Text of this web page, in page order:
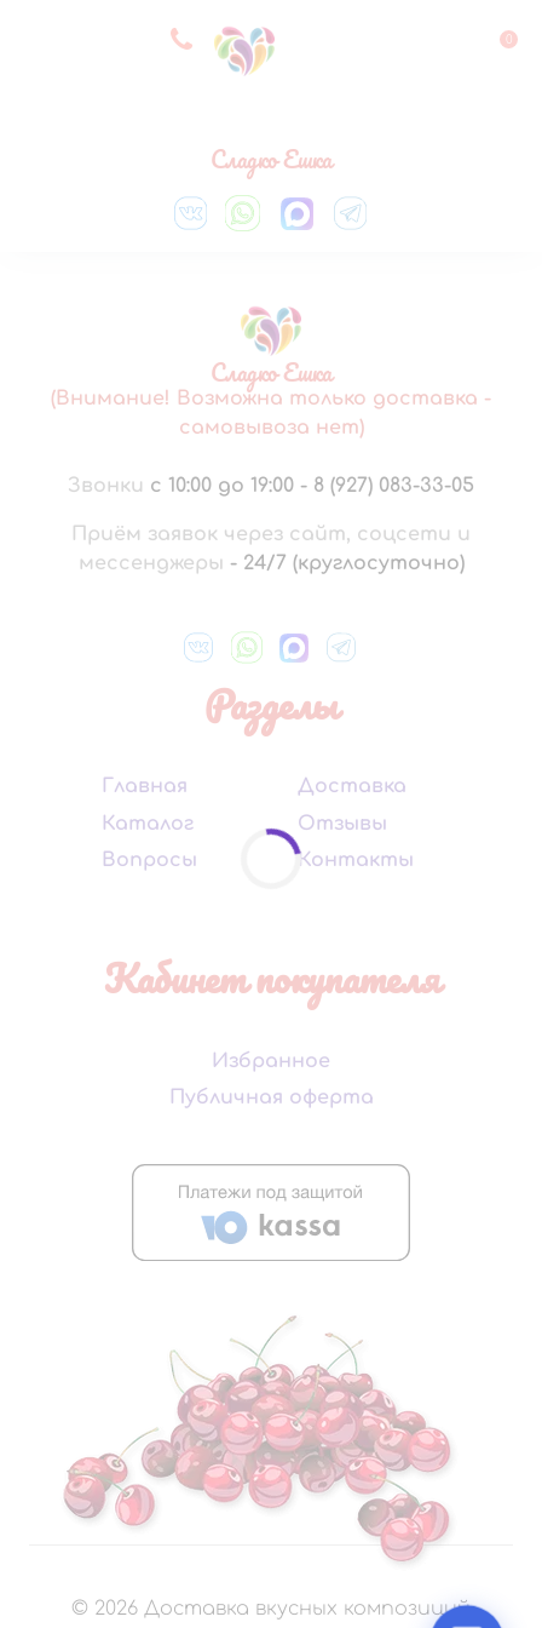
8 927 083 33 05 0
Сладко Ешка
Сладко Ешка
(Внимание! Возможна только доставка -
самовывоза нет)
Звонки с 10:00 до 19:00 - 8 (927) 083-33-05
Приём заявок через сайт, соцсети и
мессенджеры - 24/7 (круглосуточно)
Разделы
Главная
Каталог
Вопросы
Доставка
Отзывы
Контакты
Кабинет покупателя
Избранное
Публичная оферта
© 2026 Доставка вкусных композиций